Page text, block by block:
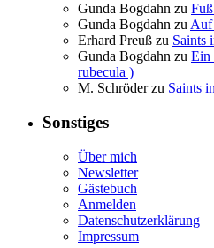
Gunda Bogdahn zu
Gunda Bogdahn zu Auf
Erhard Preuß zu Saints
Gunda Bogdahn zu Ein
rubecula )
M. Schröderzu Saints
Sonstiges
Über mich
Newsletter
Gästebuch
Anmelden
Datenschutzerklärung
Impressum